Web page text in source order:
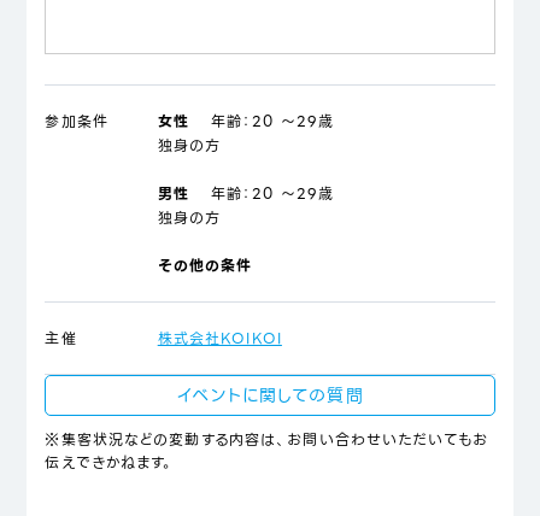
参加条件 女性 年齢： 20 ～29歳
独身の方
男性 年齢： 20 ～29歳
独身の方
その他の条件
主催 株式会社KOIKOI
イベントに関しての質問
※集客状況などの変動する内容は、お問い合わせいただいてもお
伝えできかねます。